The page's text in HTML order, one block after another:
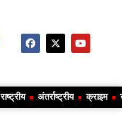
राष्ट्रीय अंतर्राष्ट्रीय क्राइम